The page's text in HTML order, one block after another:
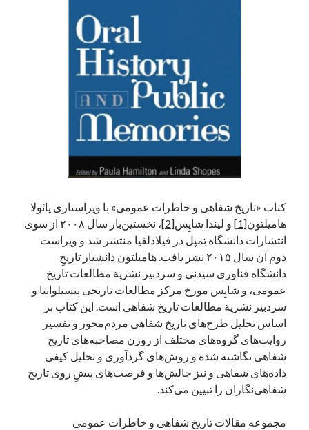
مَه‌لقا مَلّاح، حافظ محیط زیست ایران
کتاب «تاریخ شفاهی و خاطرات عمومی» با ویراستاری پائولا
هامیلتون[1] و لیندا شاپِس[2]
، نخستین‌بار سال ۲۰۰۸ از سوی
انتشارات دانشگاه تِمپل در فیلادلفیا منتشر شد و ویراست
دوم آن سال ۲۰۱۵ نشر یافت. هامیلتون دانشیار تاریخِ
دانشگاه فناوری سیدنی و سردبیر نشریة مطالعات تاریخ
عمومی، و شاپِس مورخ مرکز مطالعات تاریخی پنسیلوانیا و
سردبیر نشریة مطالعات تاریخ شفاهی است. این کتاب بر
اساس تحلیل طرح‌های تاریخ شفاهی مردم‌محور و تفسیر
روایت‌های‌ گروه‌های مختلف از روزن مصاحبه‌های تاریخ
شفاهی نگاشته شده و روش‌های گردآوری و تحلیل کیفی
داده‌های شفاهی و نیز چالش‌ها و فرصت‌های پیشِ روی تاریخ
شفاهی‌نگاران را تبیین می‌کند.
مجموعه‌ مقالات تاریخ شفاهی و خاطرات عمومی